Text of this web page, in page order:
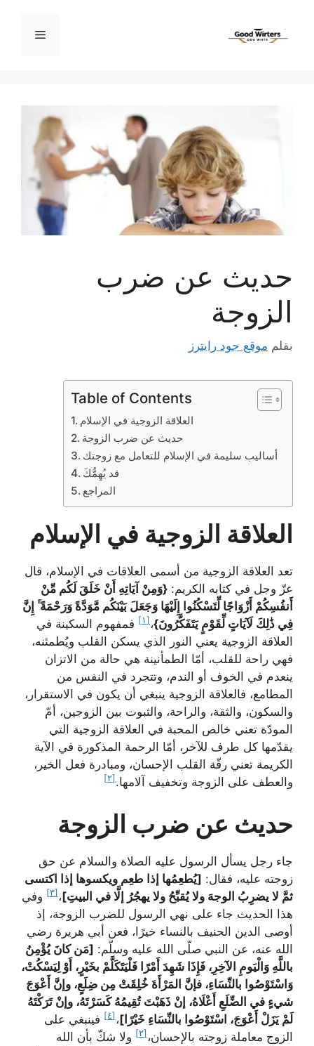
المحتوى
القائمة
حديث عن ضرب
الزوجة
بقلم موقع جود رايترز
Table of Contents
العلاقة الزوجية في الإسلام
حديث عن ضرب الزوجة
أساليب سليمة في الإسلام للتعامل مع زوجتك
قد يُهِمُّكَ
المراجع
العلاقة الزوجية في الإسلام
تعد العلاقة الزوجية من أسمى العلاقات في الإسلام، قال
عزّ وجل في كتابه الكريم: {وَمِنْ آيَاتِهِ أَنْ خَلَقَ لَكُم مِّنْ
أَنفُسِكُمْ أَزْوَاجًا لِّتَسْكُنُوا إِلَيْهَا وَجَعَلَ بَيْنَكُم مَّوَدَّةً وَرَحْمَةً ۚ إِنَّ
فِي ذَٰلِكَ لَآيَاتٍ لِّقَوْمٍ يَتَفَكَّرُونَ}، [١]
فمفهوم السكينة في
العلاقة الزوجية يعني النور الذي يسكن القلب ويُطمئنه،
فهي راحة للقلب، أمّا الطمأنينة هي حالة من الاتزان
ينعدم في الخوف أو الندم، وتتجرد في النفس من
المطامع، فالعلاقة الزوجية ينبغي أن يكون في الاستقرار،
والسكون، والثقة، والراحة، والثبوت بين الزوجين، أمّ
المودّة تعني خالص المحبة في العلاقة الزوجية التي
يقدّمها كل طرف للآخر، أمّا الرحمة المذكورة في الآية
الكريمة تعني رقّة القلب الإحسان، ومبادرة فعل الخير،
والعطف على الزوجة وتخفيف آلامها. [٢]
حديث عن ضرب الزوجة
جاء رجل يسأل الرسول عليه الصلاة والسلام عن حق
زوجته عليه، فقال: [يُطعِمُها إذا طعِم ويكسوها إذا اكتسى
ثمَّ لا يضرِبُ الوجهَ ولا يُقبِّحُ ولا يهجُرُ إلَّا في البيتِ]، [٣]
وفي
هذا الحديث جاء على نهي الرسول للضرب الزوجة، إذ
أوصى الدين الحنيف بالنساء خيرًا، فعن أبي هريرة رضي
الله عنه، عن النبي صلّى الله عليه وسلّم: [مَن كانَ يُؤْمِنُ
باللَّهِ وَالْيَومِ الآخِرِ، فَإِذَا شَهِدَ أَمْرًا فَلْيَتَكَلَّمْ بخَيْرٍ، أَوْ لِيَسْكُتْ،
وَاسْتَوْصُوا بالنِّسَاءِ، فإنَّ المَرْأَةَ خُلِقَتْ مِن ضِلَعٍ، وإنَّ أَعْوَجَ
شيءٍ في الضِّلَعِ أَعْلَاهُ، إنْ ذَهَبْتَ تُقِيمُهُ كَسَرْتَهُ، وإنْ تَرَكْتَهُ
لَمْ يَزَلْ أَعْوَجَ، اسْتَوْصُوا بالنِّسَاءِ خَيْرًا]، [٤]
فينبغي على
الزوج معاملة زوجته بالإحسان، [٢]
ولا شكّ بأن الله